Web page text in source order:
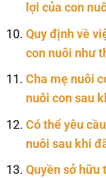
lợi của con
Quy định về
con nuôi như
Cha mẹ nuôi
nuôi con sau
Có thể yêu
nuôi sau khi
Quyền sở hữu